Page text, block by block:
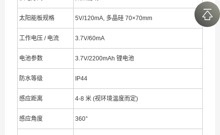
太阳能板规格 5V/120mA, 多晶硅 70×70mm
工作电压 / 电流 3.7V/60mA
电池参数 3.7V/2200mAh 锂电池
防水等级 IP44
感应距离 4-8 米 (视环境温度而定)
感应角度 360°